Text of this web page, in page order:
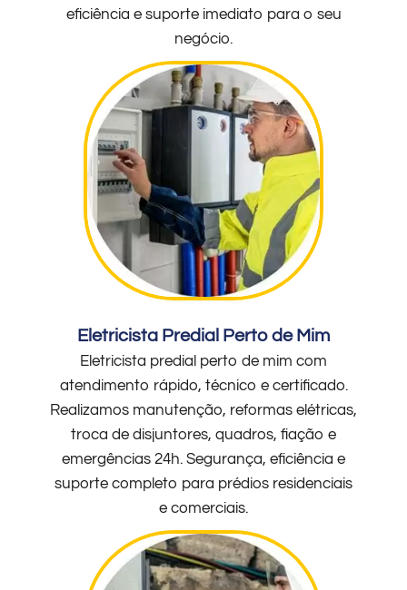
eficiência e suporte imediato para o seu
negócio.
Eletricista Predial Perto de Mim
Eletricista predial perto de mim com
atendimento rápido, técnico e certificado.
Realizamos manutenção, reformas elétricas,
troca de disjuntores, quadros, fiação e
emergências 24h. Segurança, eficiência e
suporte completo para prédios residenciais
e comerciais.